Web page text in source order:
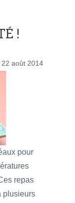
!
22 août 2014
pour
repas
plusieurs